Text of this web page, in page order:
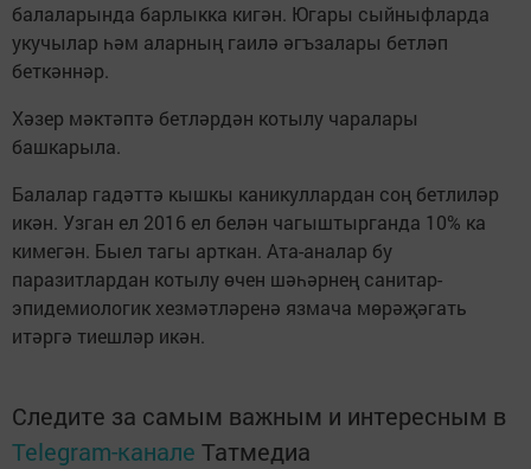
балаларында барлыкка кигән. Югары сыйныфларда
укучылар һәм аларның гаилә әгъзалары бетләп
беткәннәр.
Хәзер мәктәптә бетләрдән котылу чаралары
башкарыла.
Балалар гадәттә кышкы каникуллардан соң бетлиләр
икән. Узган ел 2016 ел белән чагыштырганда 10% ка
кимегән. Быел тагы арткан. Ата-аналар бу
паразитлардан котылу өчен шәһәрнең санитар-
эпидемиологик хезмәтләренә язмача мөрәҗәгать
итәргә тиешләр икән.
Следите за самым важным и интересным в
Telegram-канале Татмедиа